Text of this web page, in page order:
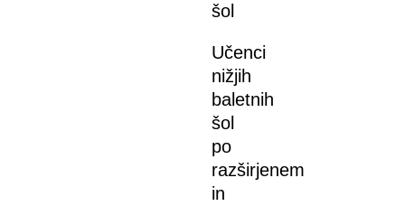
šol
Učenci
nižjih
baletnih
šol
po
razširjenem
in